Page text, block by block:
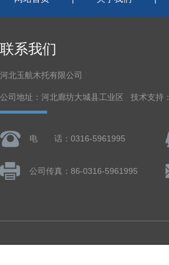
联系我们
河北玉航木托有限公司
公司地址：河北廊坊大城县工业区 技术支持：
电 话：0316-5961995
公司传真：86-0316-5961995